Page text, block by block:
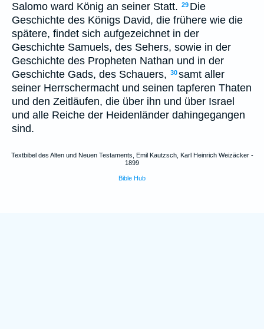
Salomo ward König an seiner Statt. 29 Die
Geschichte des Königs David, die frühere wie die
spätere, findet sich aufgezeichnet in der
Geschichte Samuels, des Sehers, sowie in der
Geschichte des Propheten Nathan und in der
Geschichte Gads, des Schauers, 30samt aller
seiner Herrschermacht und seinen tapferen Thaten
und den Zeitläufen, die über ihn und über Israel
und alle Reiche der Heidenländer dahingegangen
sind.
Textbibel des Alten und Neuen Testaments, Emil Kautzsch, Karl Heinrich Weizäcker -
1899
Bible Hub